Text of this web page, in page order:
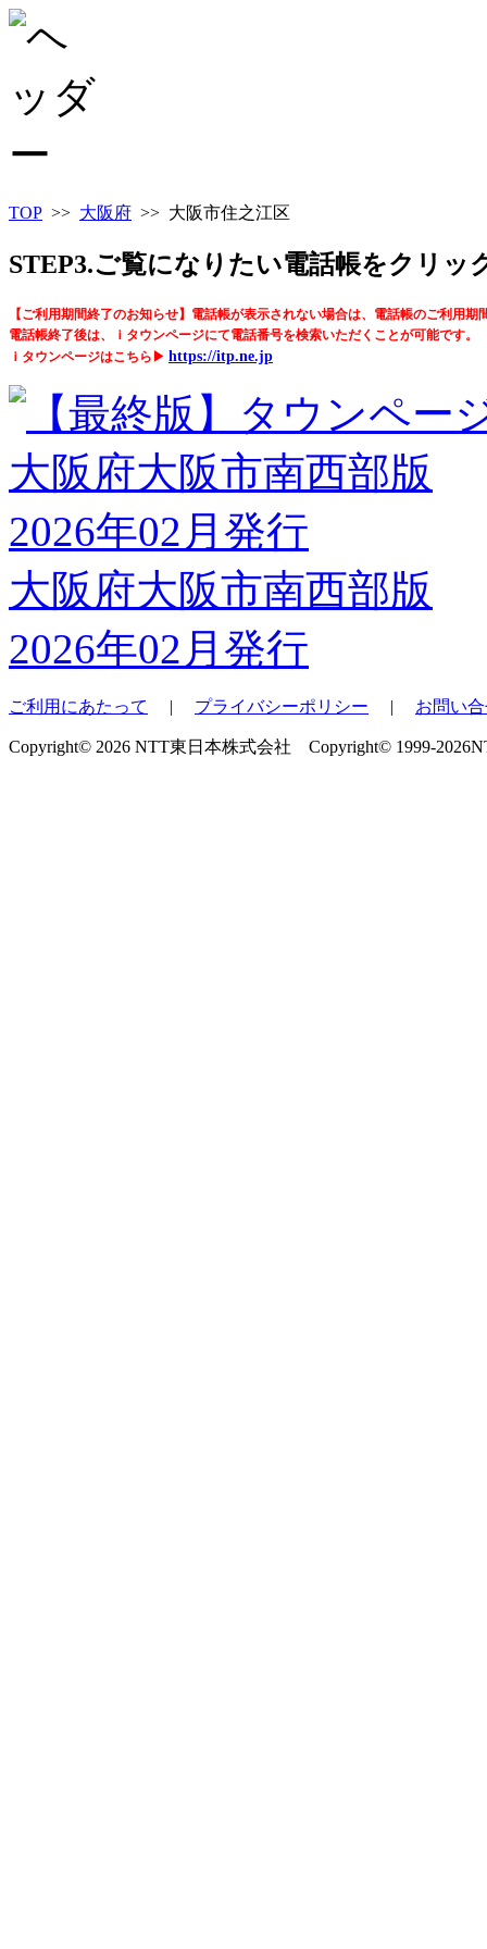
TOP >> 大阪府 >> 大阪市住之江区
STEP3.ご覧になりたい電話帳をクリッ
【ご利用期間終了のお知らせ】電話帳が表示されない場合は、電話帳のご利用期
電話帳終了後は、ｉタウンページにて電話番号を検索いただくことが可能です。
ｉタウンページはこちら▶ https://itp.ne.jp
大阪府大阪市南西部版
2026年02月発行
ご利用にあたって | プライバシーポリシー | お問い
Copyright© 2026 NTT東日本株式会社 Copyright© 1999-